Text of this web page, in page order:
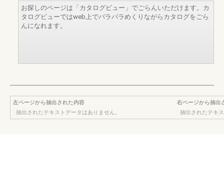
お探しのページは「カタログビュー」でごらんいただけます。カ
タログビューではweb上でパラパラめくりながらカタログをごら
んになれます。
左ページから抽出された内容
抽出されたテキストデータはありません。
右ページから抽出
抽出されたテキ